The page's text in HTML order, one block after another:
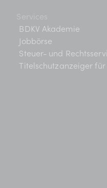
Services
BDKV Akademie
Jobbörse
Steuer- und
Titelschutzanzeiger